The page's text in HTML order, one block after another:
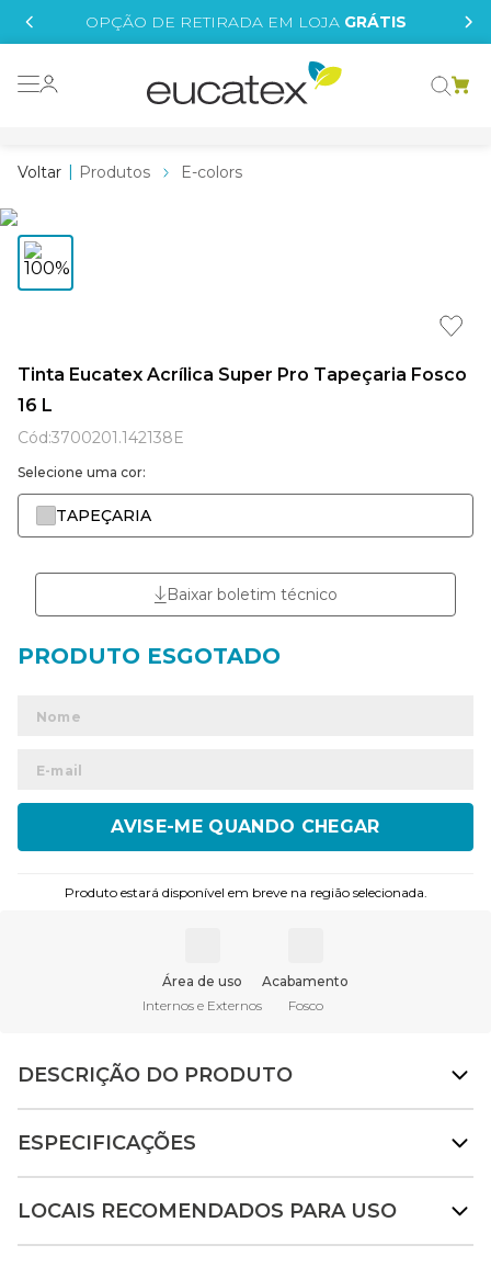
OPÇÃO DE RETIRADA EM LOJA GRÁTIS
Produtos E-colors
Tinta Eucatex Acrílica Super Pro Tapeçaria Fosco
16 L
Cód:3700201.142138E
Selecione uma cor:
TAPEÇARIA
Baixar boletim técnico
ENVIAR
Produto estará disponível em breve na região selecionada.
Área de uso
Internos e Externos
Acabamento
Fosco
DESCRIÇÃO DO PRODUTO
ESPECIFICAÇÕES
LOCAIS RECOMENDADOS PARA USO
tinta
tinta